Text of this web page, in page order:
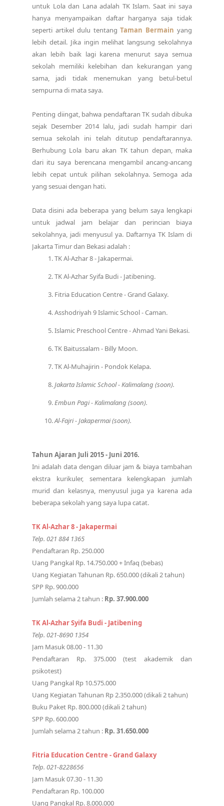
untuk Lola dan Lana adalah TK Islam. Saat ini saya
hanya menyampaikan daftar harganya saja tidak
seperti artikel dulu tentangTaman Bermain yang
lebih detail. Jika ingin melihat langsung sekolahnya
akan lebih baik lagi karena menurut saya semua
sekolah memiliki kelebihan dan kekurangan yang
sama, jadi tidak menemukan yang betul-betul
sempurna di mata saya.
Penting diingat, bahwa pendaftaran TK sudah dibuka
sejak Desember 2014 lalu, jadi sudah hampir dari
semua sekolah ini telah ditutup pendaftarannya.
Berhubung Lola baru akan TK tahun depan, maka
dari itu saya berencana mengambil ancang-ancang
lebih cepat untuk pilihan sekolahnya. Semoga ada
yang sesuai dengan hati.
Data disini ada beberapa yang belum saya lengkapi
untuk jadwal jam belajar dan perincian biaya
sekolahnya, jadi menyusul ya. Daftarnya TK Islam di
Jakarta Timur dan Bekasi adalah :
TK Al-Azhar 8 - Jakapermai.
TK Al-Azhar Syifa Budi - Jatibening.
Fitria Education Centre - Grand Galaxy.
Asshodriyah 9 Islamic School - Caman.
Islamic Preschool Centre - Ahmad Yani Bekasi.
TK Baitussalam - Billy Moon.
TK Al-Muhajirin - Pondok Kelapa.
Jakarta Islamic School - Kalimalang (soon).
Embun Pagi - Kalimalang (soon).
Al-Fajri - Jakapermai (soon).
Tahun Ajaran Juli 2015 - Juni 2016.
Ini adalah data dengan diluar jam & biaya tambahan
ekstra kurikuler, sementara kelengkapan jumlah
murid dan kelasnya, menyusul juga ya karena ada
beberapa sekolah yang saya lupa catat.
TK Al-Azhar 8 - Jakapermai
Telp. 021 884 1365
Pendaftaran Rp. 250.000
Uang Pangkal Rp. 14.750.000 + Infaq (bebas)
Uang Kegiatan Tahunan Rp. 650.000 (dikali 2 tahun)
SPP Rp. 900.000
Jumlah selama 2 tahun : Rp. 37.900.000
TK Al-Azhar Syifa Budi - Jatibening
Telp. 021-8690 1354
Jam Masuk 08.00 - 11.30
Pendaftaran Rp. 375.000 (test akademik dan
psikotest)
Uang Pangkal Rp 10.575.000
Uang Kegiatan Tahunan Rp 2.350.000 (dikali 2 tahun)
Buku Paket Rp. 800.000 (dikali 2 tahun)
SPP Rp. 600.000
Jumlah selama 2 tahun : Rp. 31.650.000
Fitria Education Centre - Grand Galaxy
Telp. 021-8228656
Jam Masuk 07.30 - 11.30
Pendaftaran Rp. 100.000
Uang Pangkal Rp. 8.000.000